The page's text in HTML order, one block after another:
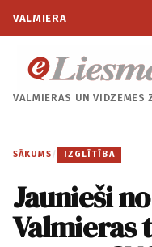
VALMIERA
VALMIERAS UNVIDZEMES
SĀKUMS / IZGLĪTĪBA
Jaunieši
Valmieras